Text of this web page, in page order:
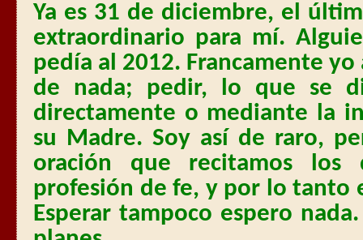
Ya es 31 de diciembre, el
extraordinario para mí.
pedía al 2012. Francamente
de nada; pedir, lo que se
directamente o mediante la
su Madre. Soy así de raro,
oración que recitamos
profesión de fe, y por lo tanto
Esperar tampoco espero